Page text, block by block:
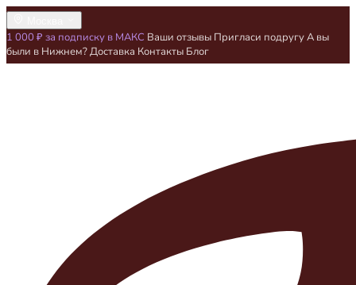
1 000 ₽ за подписку в МАКС Ваши отзывы Пригласи подругуА вы
были в Нижнем?Доставка Контакты Блог